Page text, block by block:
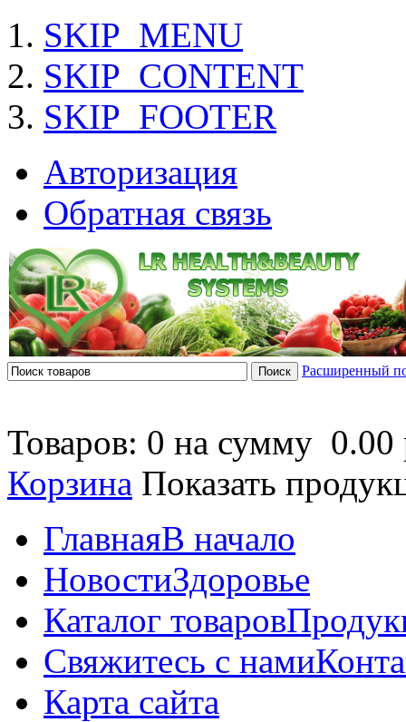
SKIP_MENU
SKIP_CONTENT
SKIP_FOOTER
Авторизация
Обратная связь
Расширенный
Товаров: 0 на сумму 0.00
Корзина Показать
ГлавнаяВ начало
НовостиЗдоровье
Каталог товаров
Свяжитесь с нами
Карта сайта